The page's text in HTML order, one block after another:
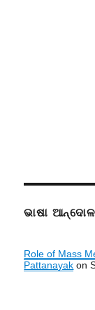
ଭାଷା
Role of Mass
Pattanayak on